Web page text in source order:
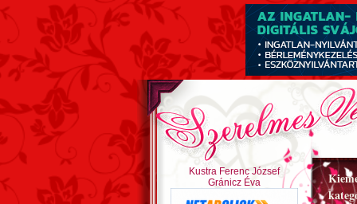
Kustra Ferenc József
Gránicz Éva